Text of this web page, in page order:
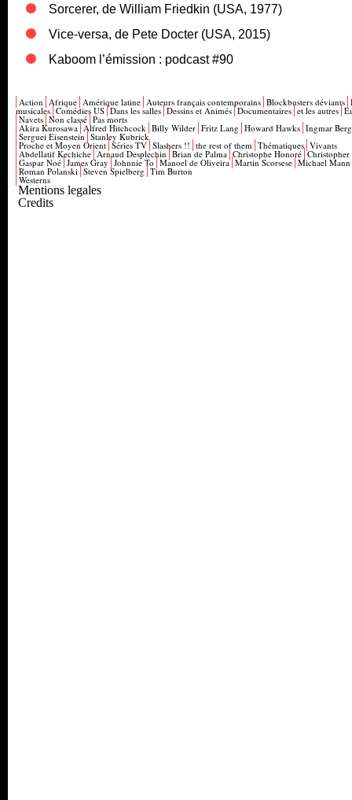
Sorcerer, de William Friedkin (USA, 1977)
Vice-versa, de Pete Docter (USA, 2015)
Kaboom l’émission : podcast #90
Action Afrique Amérique latine Auteurs français contemporains Blockbusters déviants
musicales Comédies US Dans les salles Dessins et Animés Documentaires et les autres
Navets Non classé Pas morts
Akira Kurosawa Alfred Hitchcock Billy Wilder Fritz Lang Howard Hawks Ingmar
Serguei Eisenstein Stanley Kubrick
Proche et Moyen Orient Séries TV Slashers !! the rest of them Thématiques Vivants
Abdellatif Kechiche Arnaud Desplechin Brian de Palma Christophe Honoré
Gaspar Noé James Gray Johnnie To Manoel de Oliveira Martin Scorsese Michael Mann
Roman Polanski Steven Spielberg Tim Burton
Westerns
Mentions legales
Credits